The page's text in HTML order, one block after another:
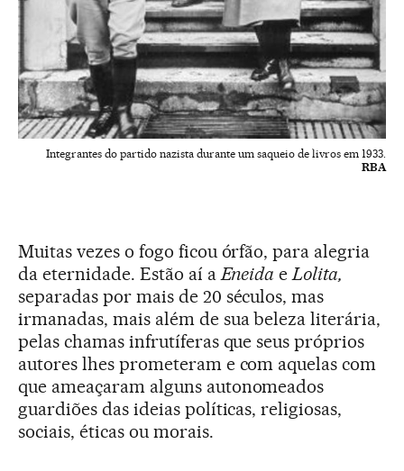
Integrantes do partido nazista durante um saqueio de livros em 1933.
RBA
Muitas vezes o fogo ficou órfão, para alegria
da eternidade. Estão aí aEneida eLolita,
separadas por mais de 20 séculos, mas
irmanadas, mais além de sua beleza literária,
pelas chamas infrutíferas que seus próprios
autores lhes prometeram e com aquelas com
que ameaçaram alguns autonomeados
guardiões das ideias políticas, religiosas,
sociais, éticas ou morais.